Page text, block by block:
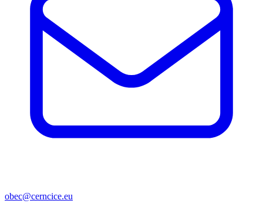
obec@cerncice.eu